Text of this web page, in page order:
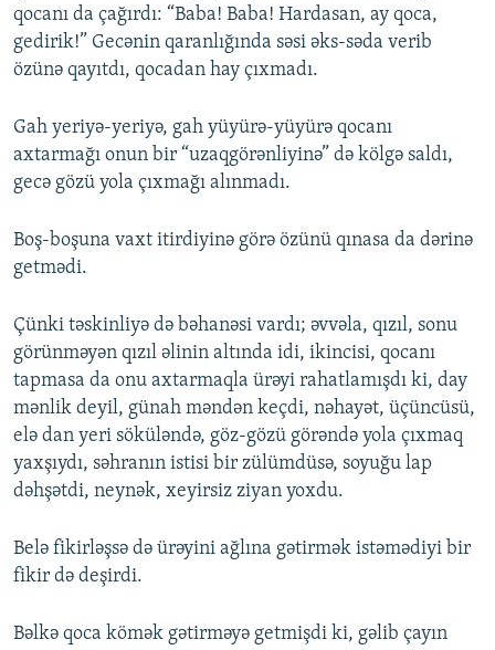
qocanı da çağırdı: “Baba! Baba! Hardasan, ay qoca,
gedirik!” Gecənin qaranlığında səsi əks-səda verib
özünə qayıtdı, qocadan hay çıxmadı.
Gah yeriyə-yeriyə, gah yüyürə-yüyürə qocanı
axtarmağı onun bir “uzaqgörənliyinə” də kölgə saldı,
gecə gözü yola çıxmağı alınmadı.
Boş-boşuna vaxt itirdiyinə görə özünü qınasa da dərinə
getmədi.
Çünki təskinliyə də bəhanəsi vardı; əvvəla, qızıl, sonu
görünməyən qızıl əlinin altında idi, ikincisi, qocanı
tapmasa da onu axtarmaqla ürəyi rahatlamışdı ki, day
mənlik deyil, günah məndən keçdi, nəhayət, üçüncüsü,
elə dan yeri söküləndə, göz-gözü görəndə yola çıxmaq
yaxşıydı, səhranın istisi bir zülümdüsə, soyuğu lap
dəhşətdi, neynək, xeyirsiz ziyan yoxdu.
Belə fikirləşsə də ürəyini ağlına gətirmək istəmədiyi bir
fikir də deşirdi.
Bəlkə qoca kömək gətirməyə getmişdi ki, gəlib çayın